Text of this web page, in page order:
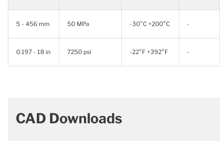
5 - 456 mm 50 MPa -30°C +200°C -
0.197 - 18 in 7250 psi -22°F +392°F -
CAD Downloads